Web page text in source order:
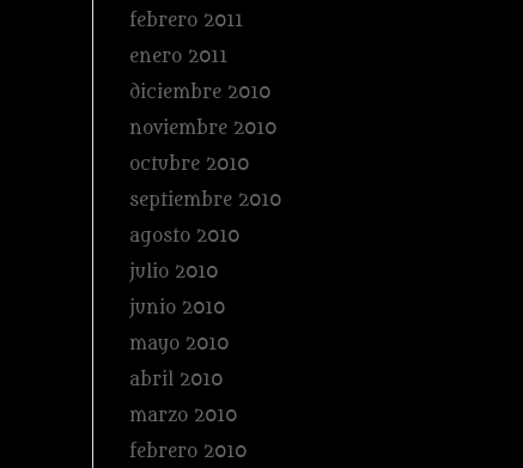
febrero 2011
enero 2011
diciembre 2010
noviembre 2010
octubre 2010
septiembre 2010
agosto 2010
julio 2010
junio 2010
mayo 2010
abril 2010
marzo 2010
febrero 2010